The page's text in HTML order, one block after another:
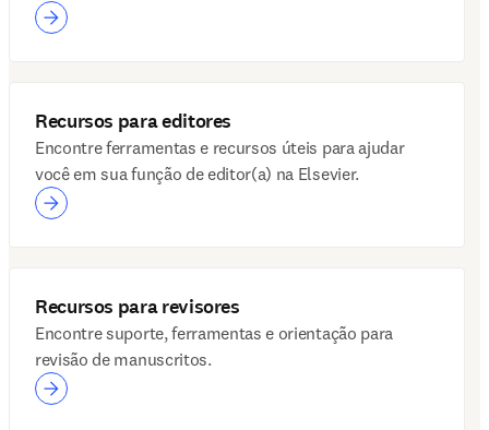
Recursos para editores
Encontre ferramentas e recursos úteis para ajudar
você em sua função de editor(a) na Elsevier.
Recursos para revisores
Encontre suporte, ferramentas e orientação para
revisão de manuscritos.